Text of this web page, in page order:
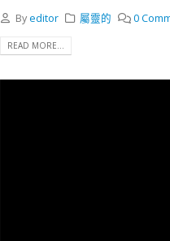
Byeditor 屬靈的 0
READ MORE...